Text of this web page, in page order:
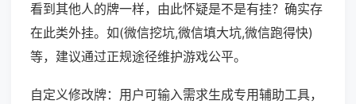
看到其他人的牌一样，由此怀疑是不是有挂？确实存
在此类外挂。如(微信挖坑,微信填大坑,微信跑得快)
等，建议通过正规途径维护游戏公平。
自定义修改牌：用户可输入需求生成专用辅助工具，